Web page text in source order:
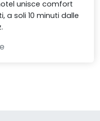
unisce comfort
a soli 10 minuti dalle